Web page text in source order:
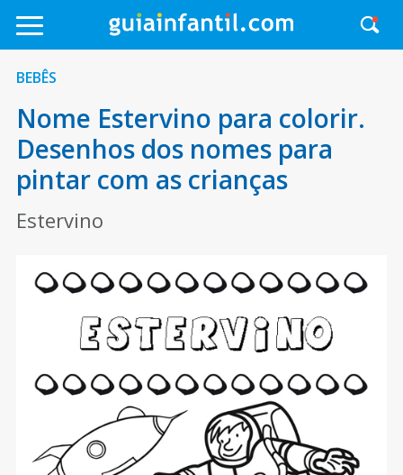
BEBÊS
Nome Estervino para colorir.
Desenhos dos nomes para
pintar com as crianças
Estervino